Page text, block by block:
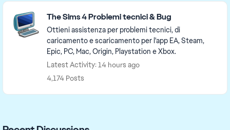
Featured Places
The Sims 4 Problemi tecnici & Bug
Ottieni assistenza per problemi tecnici, di
caricamento e scaricamento per l'app EA, Steam,
Epic, PC, Mac, Origin, Playstation e Xbox.
Latest Activity: 14 hours ago
4,174 Posts